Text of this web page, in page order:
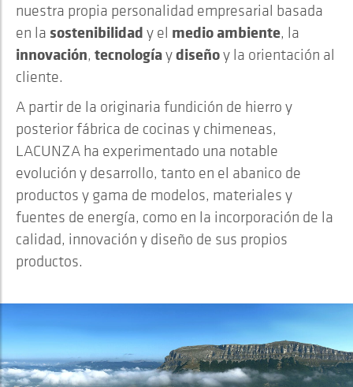
nuestra propia personalidad empresarial basada
en la sostenibilidad y el medio ambiente, la
innovación, tecnologíaydiseñoy la orientación al
cliente.
A partir de la originaria fundición de hierro y
posterior fábrica de cocinas y chimeneas,
LACUNZA ha experimentado una notable
evolución y desarrollo, tanto en el abanico de
productos y gama de modelos, materiales y
fuentes de energía, como en la incorporación de la
calidad, innovación y diseño de sus propios
productos.